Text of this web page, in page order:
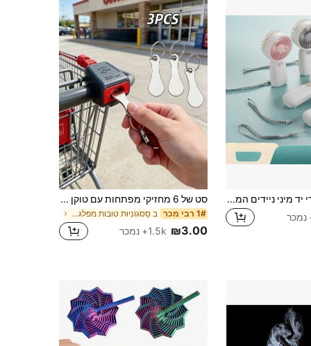
4.89
2.1K
4.89
2.1K
4.89
273
2.1K
3 יחידות מאווררי יד מיני ניידים המופעלים על ידי סוללה, עם שרוך, סגנון חוץ מינימליסטי, כוונון מהירות יחיד סט של 6 מחזיקי מפתחות עם טוקן לעגלת קניות מסופרמרקט מפלדת אל חלד, תליון מחזיק מפתחות טוקן נגד אובדן, עיצוב מינימליסטי פרקטי ומעניין, 3/1 יחידות, מתאים לסופרמרקט, חוץ, מפתחות רכב, תליון לטלפון, תיק, תליון, מתנה ליום האם, תליון דקורטיבי, עיצוב בית, הלווין, חג המולד, פריט חיוני לנסיעות
1# רבי מכר ב סַסגוֹנִיוּת טובות מפלגה אחרות
₪3.00 1.5k+ נמכר